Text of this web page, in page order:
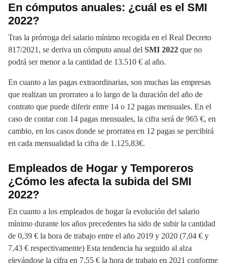
En cómputos anuales: ¿cuál es el SMI
2022?
Tras la prórroga del salario mínimo recogida en el Real Decreto
817/2021, se deriva un cómputo anual del SMI 2022 que no
podrá ser menor a la cantidad de 13.510 € al año.
En cuanto a las pagas extraordinarias, son muchas las empresas
que realizan un prorrateo a lo largo de la duración del año de
contrato que puede diferir entre 14 o 12 pagas mensuales. En el
caso de contar con 14 pagas mensuales, la cifra será de 965 €, en
cambio, en los casos donde se prorratea en 12 pagas se percibirá
en cada mensualidad la cifra de 1.125,83€.
Empleados de Hogar y Temporeros
¿Cómo les afecta la subida del SMI
2022?
En cuanto a los empleados de hogar la evolución del salario
mínimo durante los años precedentes ha sido de subir la cantidad
de 0,39 € la hora de trabajo entre el año 2019 y 2020 (7,04 € y
7,43 € respectivamente) Esta tendencia ha seguido al alza
elevándose la cifra en 7,55 € la hora de trabajo en 2021 conforme